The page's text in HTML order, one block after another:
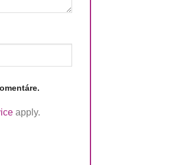
apply.